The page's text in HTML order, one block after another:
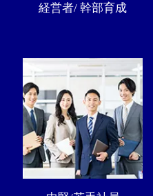
経営者/ 幹部育成